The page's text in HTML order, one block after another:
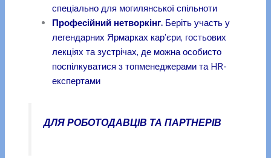
спеціально для могилянської спільноти
Професійний нетворкінг. Беріть участь у
легендарних Ярмарках кар’єри, гостьових
лекціях та зустрічах, де можна особисто
поспілкуватися з топменеджерами та HR-
експертами
ДЛЯ РОБОТОДАВЦІВ ТА ПАРТНЕРІВ